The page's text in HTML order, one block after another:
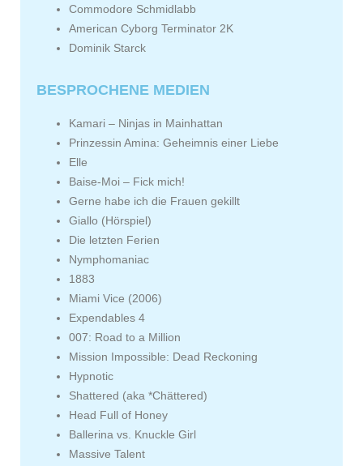
Commodore Schmidlabb
American Cyborg Terminator 2K
Dominik Starck
BESPROCHENE MEDIEN
Kamari – Ninjas in Mainhattan
Prinzessin Amina: Geheimnis einer Liebe
Elle
Baise-Moi – Fick mich!
Gerne habe ich die Frauen gekillt
Giallo (Hörspiel)
Die letzten Ferien
Nymphomaniac
1883
Miami Vice (2006)
Expendables 4
007: Road to a Million
Mission Impossible: Dead Reckoning
Hypnotic
Shattered (aka *Chättered)
Head Full of Honey
Ballerina vs. Knuckle Girl
Massive Talent